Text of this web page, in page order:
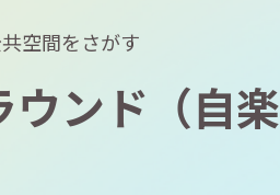
空間をさがす
ンド（自楽